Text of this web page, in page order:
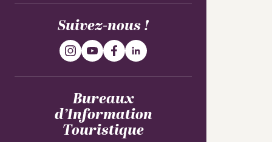
Suivez-nous !
Bureaux
d’Information
Touristique